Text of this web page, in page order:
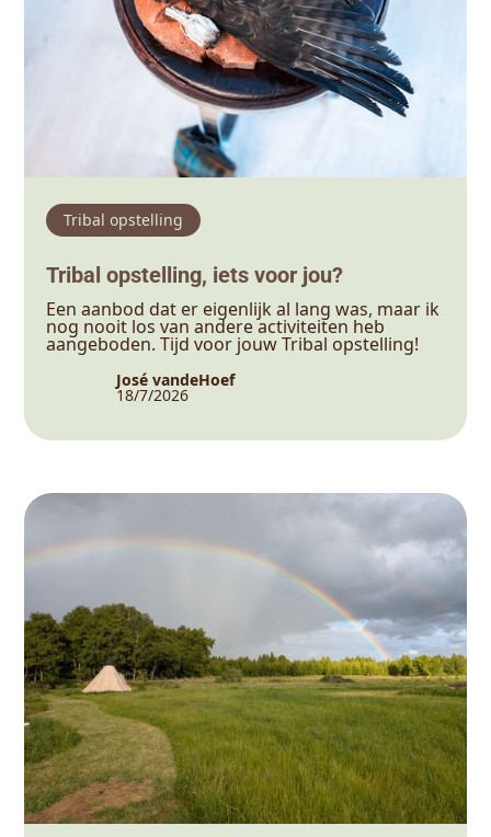
Tribal opstelling
Tribal opstelling, iets voor jou?
Een aanbod dat er eigenlijk al lang was, maar ik
nog nooit los van andere activiteiten heb
aangeboden. Tijd voor jouw Tribal opstelling!
José vandeHoef
18/7/2026